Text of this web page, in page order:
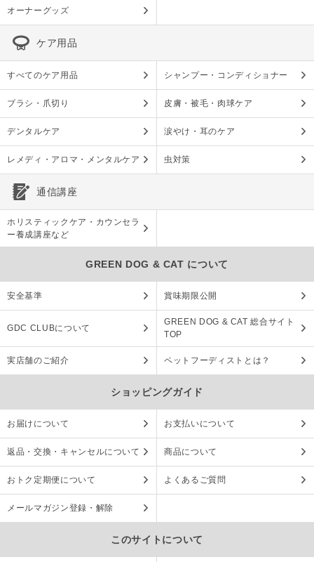
オーナーグッズ
ケア用品
すべてのケア用品 シャンプー・コンディショナー
ブラシ・爪切り 皮膚・被毛・肉球ケア
デンタルケア 涙やけ・耳のケア
レメディ・アロマ・メンタルケア 虫対策
通信講座
ホリスティックケア・カウンセラ
ー養成講座など
GREEN DOG & CAT について
安全基準 賞味期限公開
GDC CLUBについて
GREEN DOG & CAT 総合サイト
TOP
実店舗のご紹介 ペットフーディストとは？
ショッピングガイド
お届けについて お支払いについて
返品・交換・キャンセルについて 商品について
おトク定期便について よくあるご質問
メールマガジン登録・解除
このサイトについて